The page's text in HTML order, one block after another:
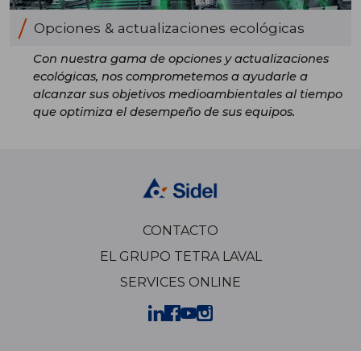
Opciones & actualizaciones ecológicas
Con nuestra gama de opciones y actualizaciones
ecológicas, nos comprometemos a ayudarle a
alcanzar sus objetivos medioambientales al tiempo
que optimiza el desempeño de sus equipos.
CONTACTO
EL GRUPO TETRA LAVAL
SERVICES ONLINE